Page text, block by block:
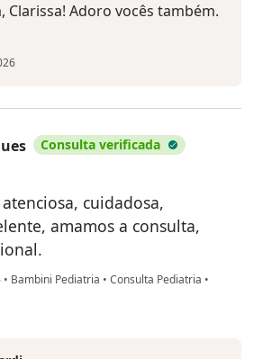
Clarissa! Adoro vocês também.
Consulta verificada
cuidadosa,
amamos a consulta,
• Bambini Pediatria • Consulta Pediatria •
Rodrigues